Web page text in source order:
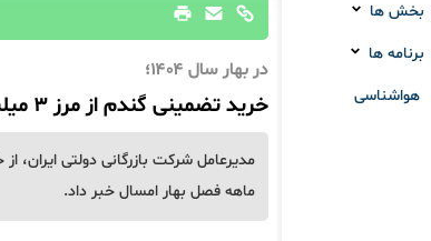
بخش ها
برنامه ها
هواشناسی
در بهار سال ۱۴۰۴؛
خرید تضمینی گندم از مرز ۳ میلیون و ۸۰۰ هزار تُن گذشت
ماهه فصل بهار امسال خبر داد.